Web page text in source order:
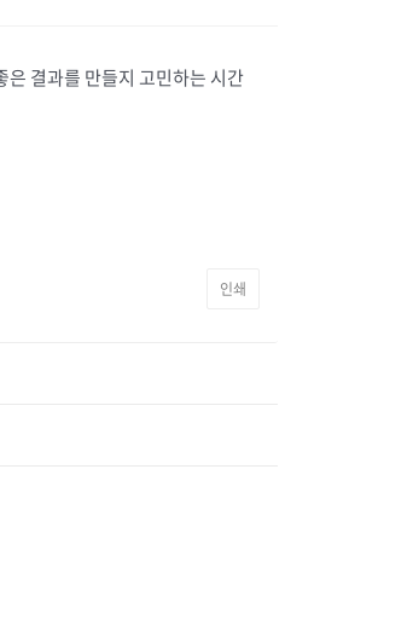
은 결과를 만들지 고민하는 시간
인쇄